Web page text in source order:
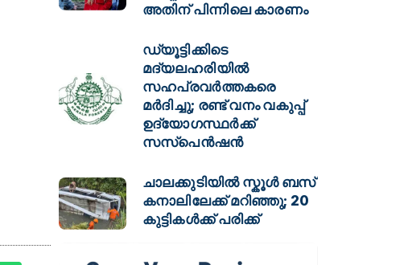
അതിന് പിന്നിലെ കാരണം
ഡ്യൂട്ടിക്കിടെ
മദ്യലഹരിയിൽ
സഹപ്രവർത്തകരെ
മർദിച്ചു; രണ്ട് വനം വകുപ്പ്
ഉദ്യോഗസ്ഥർക്ക്
സസ്പെൻഷൻ
ചാലക്കുടിയിൽ സ്കൂൾ ബസ്
കനാലിലേക്ക് മറിഞ്ഞു; 20
കുട്ടികൾക്ക് പരിക്ക്